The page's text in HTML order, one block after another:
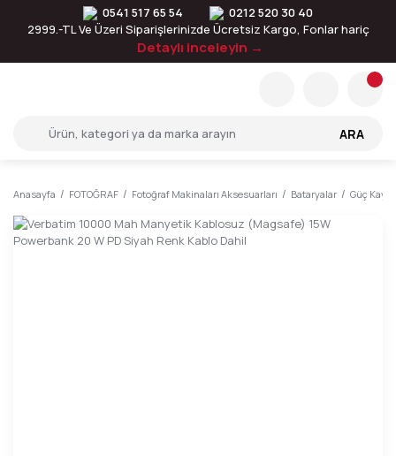
0541 517 65 54
0212 520 30 40
2999.-TL Ve Üzeri Siparişlerinizde Ücretsiz Kargo, Fonlar hariç
Detaylı inceleyin →
ARA
Anasayfa FOTOĞRAF Fotoğraf Makinaları Aksesuarları Bataryalar Güç